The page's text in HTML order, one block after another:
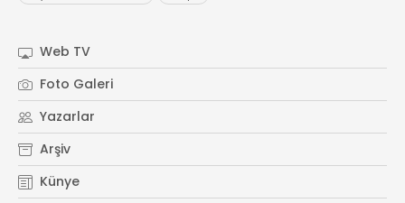
Web TV
Foto Galeri
Yazarlar
Arşiv
Künye